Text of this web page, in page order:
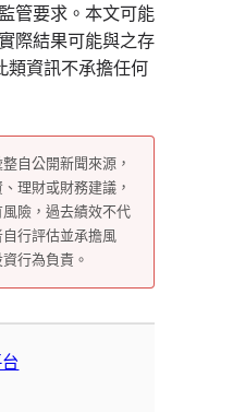
管要求。本文可能
際結果可能與之存
類資訊不承擔任何
自公開新聞來源，
理財或財務建議，
險，過去績效不代
行評估並承擔風
行為負責。